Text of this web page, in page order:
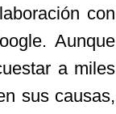
con
Aunque
a miles
sus causas,